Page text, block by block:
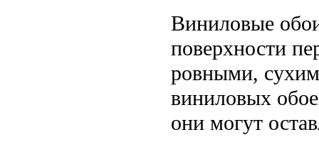
Виниловые
поверхности
ровными,
виниловых
они могут